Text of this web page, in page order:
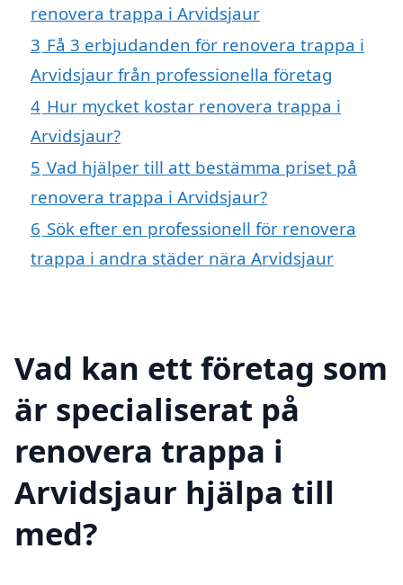
renovera trappa i Arvidsjaur
3 Få 3 erbjudanden för renovera trappa i
Arvidsjaur från professionella företag
4 Hur mycket kostar renovera trappa i
Arvidsjaur?
5 Vad hjälper till att bestämma priset på
renovera trappa i Arvidsjaur?
6 Sök efter en professionell för renovera
trappa i andra städer nära Arvidsjaur
Vad kan ett företag som
är specialiserat på
renovera trappa i
Arvidsjaur hjälpa till
med?